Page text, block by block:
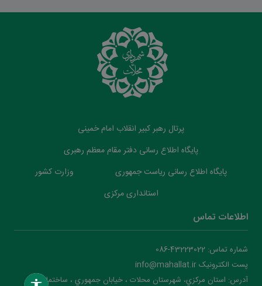
پرتال رهبر کبیر انقلاب امام خمینی
پایگاه اطلاع رسانی دفتر مقام معظم رهبری
پایگاه اطلاع رسانی ریاست جمهوری
وزارت کشور
استانداری مرکزی
اطلاعات تماس
شماره تماس: 43223022-086
پست الکترونیک info@mahallat.ir
آدرس: استان مرکزي، شهرستان محلات ‌‌‌، خيابان جمهوري ، ساختمان